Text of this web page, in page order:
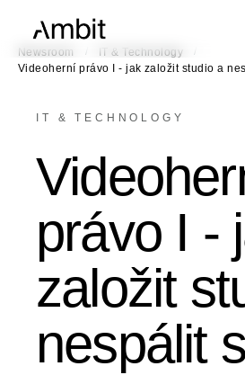
Newsroom / IT & Technology
/
Videoherní právo I - jak založit studio a
IT & TECHNOLOGY
právo I -
založit
nespálit